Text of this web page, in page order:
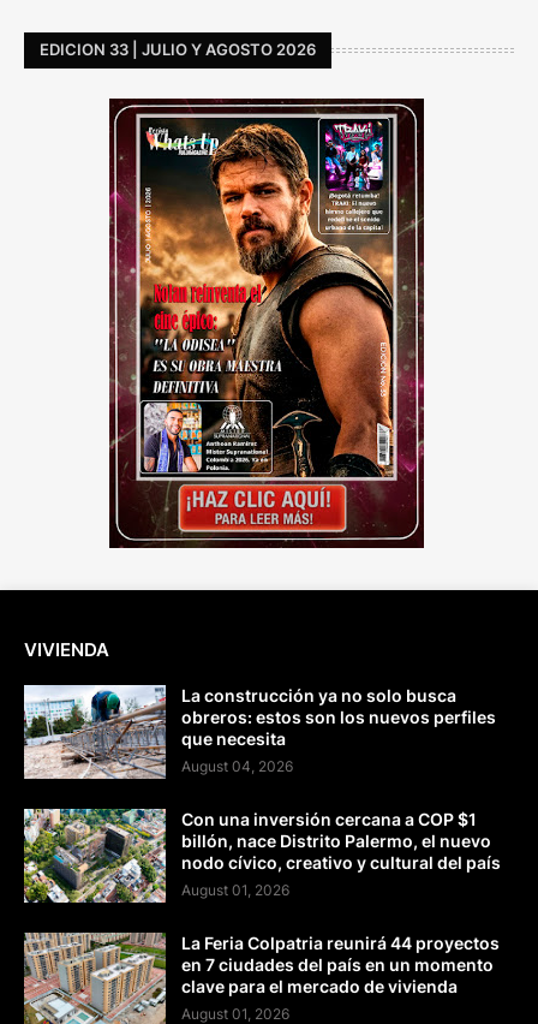
EDICION 33 | JULIO Y AGOSTO 2026
VIVIENDA
La construcción ya no solo busca
obreros: estos son los nuevos perfiles
que necesita
August 04, 2026
Con una inversión cercana a COP $1
billón, nace Distrito Palermo, el nuevo
nodo cívico, creativo y cultural del país
August 01, 2026
La Feria Colpatria reunirá 44 proyectos
en 7 ciudades del país en un momento
clave para el mercado de vivienda
August 01, 2026